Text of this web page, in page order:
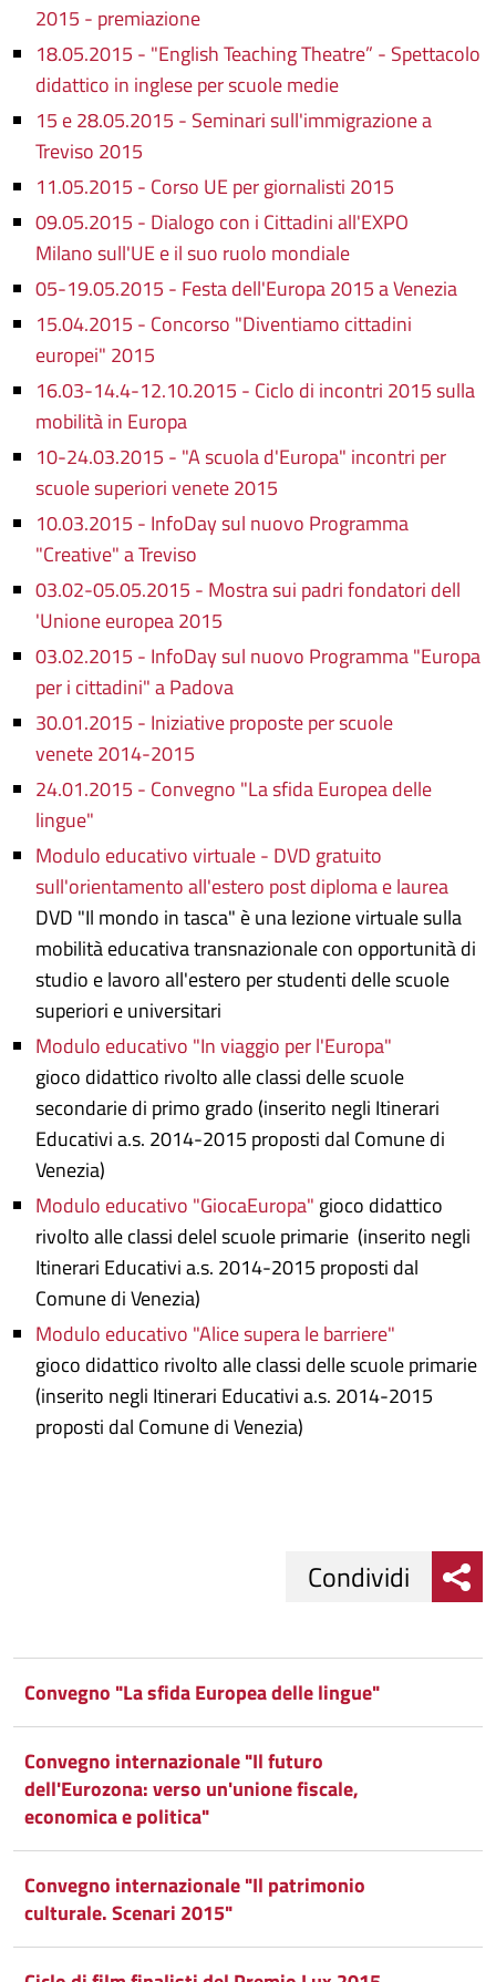
2015 - premiazione
18.05.2015 - "English Teaching Theatre” - Spettacolo
didattico in inglese per scuole medie
15 e 28.05.2015 - Seminari sull'immigrazione a
Treviso 2015
11.05.2015 - Corso UE per giornalisti 2015
09.05.2015 - Dialogo con i Cittadini all'EXPO
Milano sull'UE e il suo ruolo mondiale
05-19.05.2015 - Festa dell'Europa 2015 a Venezia
15.04.2015 - Concorso "Diventiamo cittadini
europei" 2015
16.03-14.4-12.10.2015 - Ciclo di incontri 2015 sulla
mobilità in Europa
10-24.03.2015 - "A scuola d'Europa" incontri per
scuole superiori venete 2015
10.03.2015 - InfoDay sul nuovo Programma
"Creative" a Treviso
03.02-05.05.2015 - Mostra sui padri fondatori dell
'Unione europea 2015
03.02.2015 - InfoDay sul nuovo Programma "Europa
per i cittadini" a Padova
30.01.2015 - Iniziative proposte per scuole
venete 2014-2015
24.01.2015 - Convegno "La sfida Europea delle
lingue"
Modulo educativo virtuale - DVD gratuito
sull'orientamento all'estero post diploma e laurea
DVD "Il mondo in tasca" è una lezione virtuale sulla
mobilità educativa transnazionale con opportunità di
studio e lavoro all'estero per studenti delle scuole
superiori e universitari
Modulo educativo "In viaggio per l'Europa"
gioco didattico rivolto alle classi delle scuole
secondarie di primo grado (inserito negli Itinerari
Educativi a.s. 2014-2015 proposti dal Comune di
Venezia)
Modulo educativo "GiocaEuropa" gioco didattico
rivolto alle classi delel scuole primarie (inserito negli
Itinerari Educativi a.s. 2014-2015 proposti dal
Comune di Venezia)
Modulo educativo "Alice supera le barriere"
gioco didattico rivolto alle classi delle scuole primarie
(inserito negli Itinerari Educativi a.s. 2014-2015
proposti dal Comune di Venezia)
su
Facebook
Condividi
su
Twitter
Condividi
Google
Plus
Condividi
su
Whatsapp
Condividi
Convegno "La sfida Europea delle lingue"
Convegno internazionale "Il futuro
dell'Eurozona: verso un'unione fiscale,
economica e politica"
Convegno internazionale "Il patrimonio
culturale. Scenari 2015"